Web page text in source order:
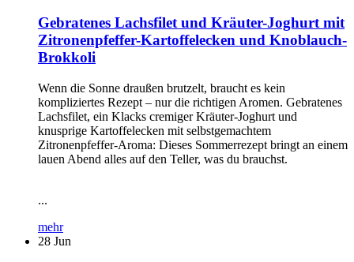
Gebratenes Lachsfilet und Kräuter-Joghurt mit
Zitronenpfeffer-Kartoffelecken und Knoblauch-
Brokkoli
Wenn die Sonne draußen brutzelt, braucht es kein
kompliziertes Rezept – nur die richtigen Aromen. Gebratenes
Lachsfilet, ein Klacks cremiger Kräuter-Joghurt und
knusprige Kartoffelecken mit selbstgemachtem
Zitronenpfeffer-Aroma: Dieses Sommerrezept bringt an einem
lauen Abend alles auf den Teller, was du brauchst.
...
mehr
28 Jun